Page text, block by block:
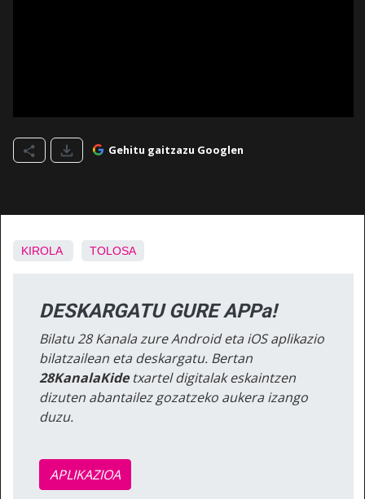
Gehitu gaitzazu Googlen
KIROLA TOLOSA
DESKARGATU GURE APPa!
Bilatu 28 Kanala zure Android eta iOS aplikazio
bilatzailean eta deskargatu. Bertan
28KanalaKidetxartel digitalak eskaintzen
dizuten abantailez gozatzeko aukera izango
duzu.
APLIKAZIOA